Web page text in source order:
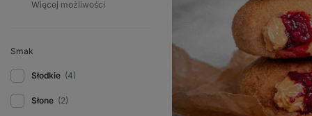
Smak
Słodkie (4)
Słone (2)